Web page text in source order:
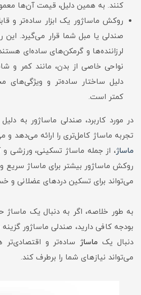
کنند. به همین دلیل، قیمت آن‌ها
روکش ماساژور یک ابزار ساده‌تر و
صندلی یا مبل شما قرار می‌گیرد. این
لرزاننده‌ها و گرمکن‌های ساده‌ای
نواحی خاصی از بدن، مانند کمر و
دلیل ساختار ساده‌تر و ویژگی‌های
کمتر است.
در مورد کاربرد، صندلی ماساژور به
تجربه ماساژ کامل‌تری را ارائه می‌دهد و
ماساژ، از جمله ماساژ تسکینی، ورزشی
روکش ماساژور بیشتر برای ماساژ
می‌تواند برای تسکین دردهای عضلانی و
به طور خلاصه، اگر به دنبال یک
بودجه کافی دارید، صندلی ماساژور
دنبال یک ماساژساده‌تر و اقتصادی‌تر
می‌تواند نیازهای شما را برطرف کند.